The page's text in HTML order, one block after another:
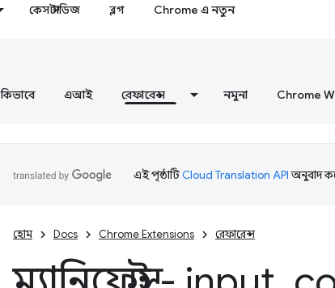
কেস স্টাডিজ ব্লগ Chrome এ নতুন
কিভাবে এআই রেফারেন্স নমুনা Chrome
এই পৃষ্ঠাটিCloud Translation APIঅনুবাদ
হোম Docs Chrome Extensions রেফারেন্স